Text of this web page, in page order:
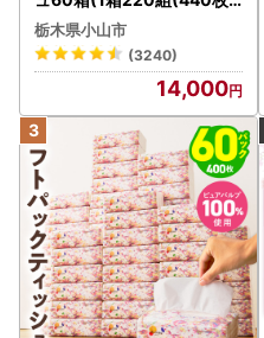
(5個入り×12セット)【配送
不可地域：離島・沖縄県】
【1256759】
栃木県小山市
(3240)
14,000